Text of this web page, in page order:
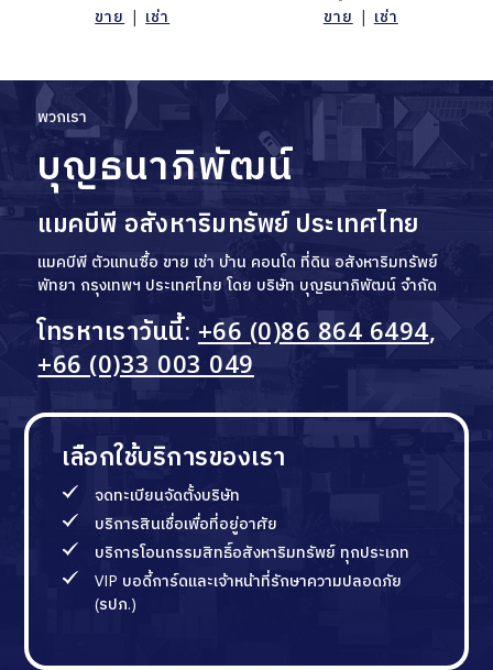
ขาย | เช่า ขาย | เช่า
พวกเรา
บุญธนาภิพัฒน์
แมคบีพี อสังหาริมทรัพย์ ประเทศไทย
แมคบีพี ตัวแทนซื้อ ขาย เช่า บ้าน คอนโด ที่ดิน อสังหาริมทรัพย์
พัทยา กรุงเทพฯ ประเทศไทย โดย บริษัท บุญธนาภิพัฒน์ จำกัด
โทรหาเราวันนี้: +66 (0)86 864 6494,
+66 (0)33 003 049
เลือกใช้บริการของเรา
จดทะเบียนจัดตั้งบริษัท
บริการสินเชื่อเพื่อที่อยู่อาศัย
บริการโอนกรรมสิทธิ์อสังหาริมทรัพย์ ทุกประเภท
VIP บอดี้การ์ดและเจ้าหน้าที่รักษาความปลอดภัย
(รปภ.)